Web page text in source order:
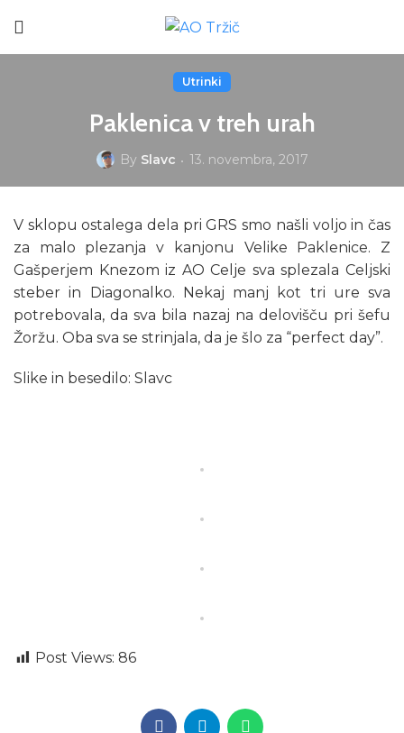
Utrinki
Paklenica v treh urah
By Slavc 13. novembra, 2017
V sklopu ostalega dela pri GRS smo našli voljo in čas
za malo plezanja v kanjonu Velike Paklenice. Z
Gašperjem Knezom iz AO Celje sva splezala Celjski
steber in Diagonalko. Nekaj manj kot tri ure sva
potrebovala, da sva bila nazaj na delovišču pri šefu
Žoržu. Oba sva se strinjala, da je šlo za “perfect day”.
Slike in besedilo: Slavc
Post Views: 86